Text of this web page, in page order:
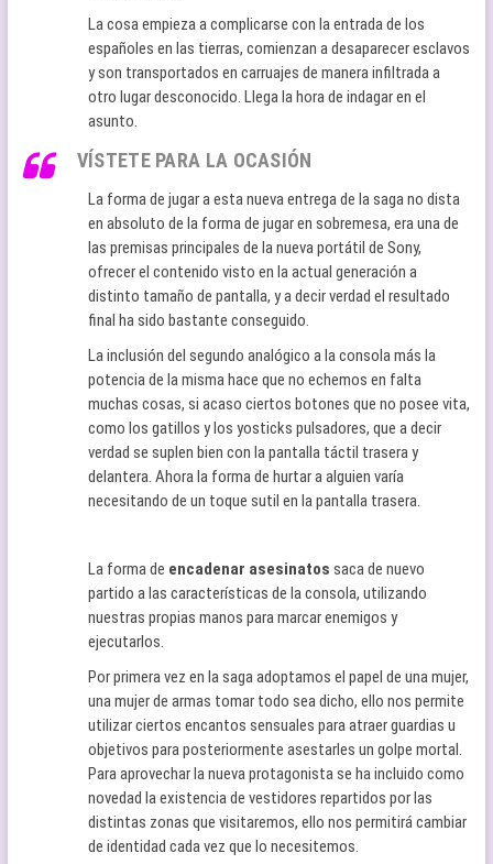
La cosa empieza a complicarse con la entrada de los
españoles en las tierras, comienzan a desaparecer esclavos
y son transportados en carruajes de manera infiltrada a
otro lugar desconocido. Llega la hora de indagar en el
asunto.
VÍSTETE PARA LA OCASIÓN
La forma de jugar a esta nueva entrega de la saga no dista
en absoluto de la forma de jugar en sobremesa, era una de
las premisas principales de la nueva portátil de Sony,
ofrecer el contenido visto en la actual generación a
distinto tamaño de pantalla, y a decir verdad el resultado
final ha sido bastante conseguido.
La inclusión del segundo analógico a la consola más la
potencia de la misma hace que no echemos en falta
muchas cosas, si acaso ciertos botones que no posee vita,
como los gatillos y los yosticks pulsadores, que a decir
verdad se suplen bien con la pantalla táctil trasera y
delantera. Ahora la forma de hurtar a alguien varía
necesitando de un toque sutil en la pantalla trasera.
La forma de encadenar asesinatos saca de nuevo
partido a las características de la consola, utilizando
nuestras propias manos para marcar enemigos y
ejecutarlos.
Por primera vez en la saga adoptamos el papel de una mujer,
una mujer de armas tomar todo sea dicho, ello nos permite
utilizar ciertos encantos sensuales para atraer guardias u
objetivos para posteriormente asestarles un golpe mortal.
Para aprovechar la nueva protagonista se ha incluido como
novedad la existencia de vestidores repartidos por las
distintas zonas que visitaremos, ello nos permitirá cambiar
de identidad cada vez que lo necesitemos.